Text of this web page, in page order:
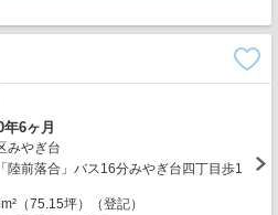
年6ヶ月
みやぎ台
陸前落合」バス16分みやぎ台四丁目歩1
（75.15坪）（登記）